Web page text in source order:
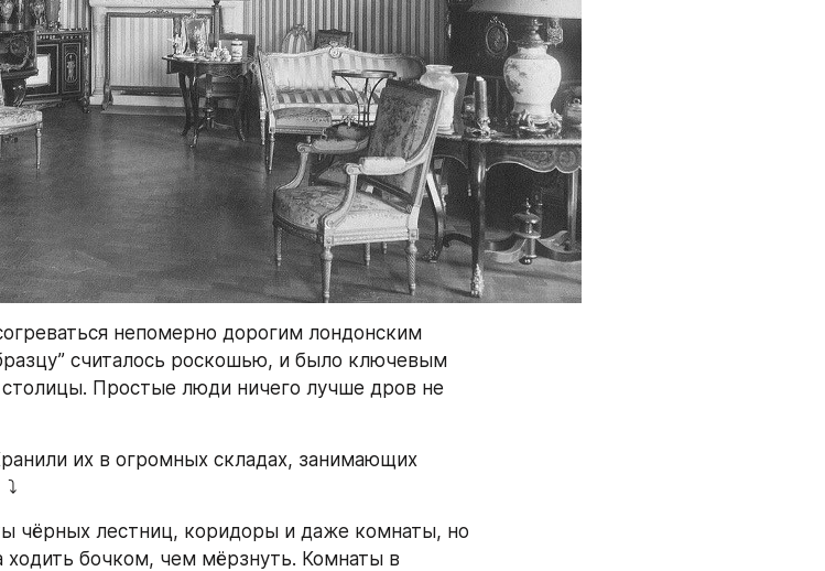
непомерно дорогим лондонским
считалось роскошью, и было ключевым
Простые люди ничего лучше дров не
их в огромных складах, занимающих
⤵️
чёрных лестниц, коридоры и даже комнаты, но
ходить бочком, чем мёрзнуть. Комнаты в